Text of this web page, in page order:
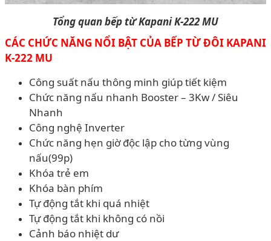
Tổng quan bếp từ Kapani K-222 MU
CÁC CHỨC NĂNG NỔI BẬT CỦA BẾP TỪ ĐÔI KAPANI
K-222 MU
Công suất nấu thông minh giúp tiết kiệm
Chức năng nấu nhanh Booster – 3Kw / Siêu
Nhanh
Công nghệ Inverter
Chức năng hẹn giờ độc lập cho từng vùng
nấu(99p)
Khóa trẻ em
Khóa bàn phím
Tự động tắt khi quá nhiệt
Tự động tắt khi không có nồi
Cảnh báo nhiệt dư